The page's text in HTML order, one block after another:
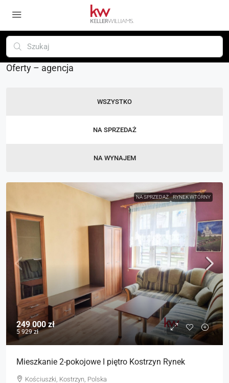
Oferty – agencja
WSZYSTKO
NA SPRZEDAŻ
NA WYNAJEM
NA SPRZEDAŻ RYNEK WTÓRNY
249 000 zł
5 929 zł
Mieszkanie 2-pokojowe I piętro Kostrzyn Rynek
Kościuszki, Kostrzyn, Polska